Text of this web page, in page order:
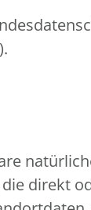
die direkt